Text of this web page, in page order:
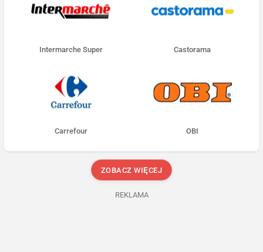
Intermarche Super Castorama
Carrefour OBI
ZOBACZ WIĘCEJ
REKLAMA